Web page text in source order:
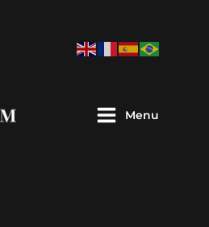
Menu